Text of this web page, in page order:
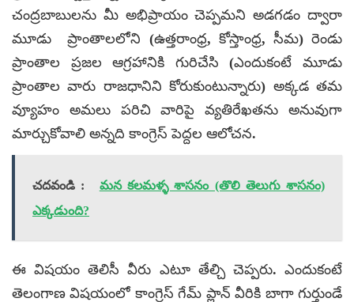
చంద్రబాబులను మీ అభిప్రాయం చెప్పమని అడగడం ద్వారా
మూడు ప్రాంతాలలోని (ఉత్తరాంధ్ర, కోస్తాంధ్ర, సీమ) రెండు
ప్రాంతాల ప్రజల ఆగ్రహానికి గురిచేసి (ఎందుకంటే మూడు
ప్రాంతాల వారు రాజధానిని కోరుకుంటున్నారు) అక్కడ తమ
వ్యూహం అమలు పరిచి వారిపై వ్యతిరేఖతను అనువుగా
మార్చుకోవాలి అన్నది కాంగ్రెస్ పెద్దల ఆలోచన.
చదవండి :
మన కలమళ్ళ శాసనం (తొలి తెలుగు శాసనం)
ఎక్కడుంది?
ఈ విషయం తెలిసీ వీరు ఎటూ తేల్చి చెప్పరు. ఎందుకంటే
తెలంగాణ విషయంలో కాంగ్రెస్ గేమ్ ప్లాన్ వీరికి బాగా గుర్తుండే